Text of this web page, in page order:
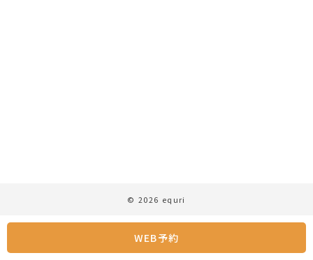
WEB予約
© 2026 equri